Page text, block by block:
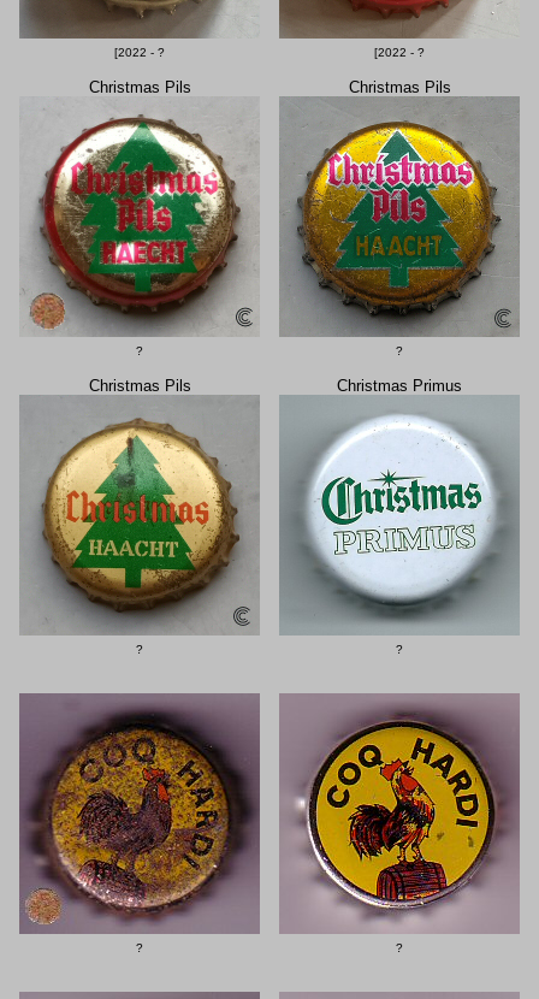
[2022 - ? [2022 - ?
Christmas Pils
?
Christmas Pils
?
Christmas Pils
?
Christmas Primus
?
? ?